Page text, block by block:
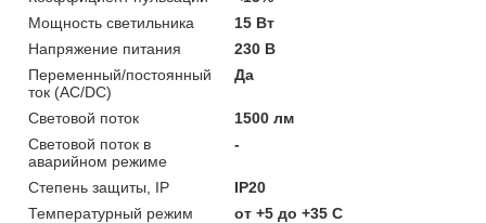
Мощность светильника
15 Вт
Напряжение питания
230 В
Переменный/постоянный
ток (AC/DC)
Да
Световой поток
1500 лм
Световой поток в
аварийном режиме
-
Степень защиты, IP
IP20
Температурный режим
от +5 до +35 C